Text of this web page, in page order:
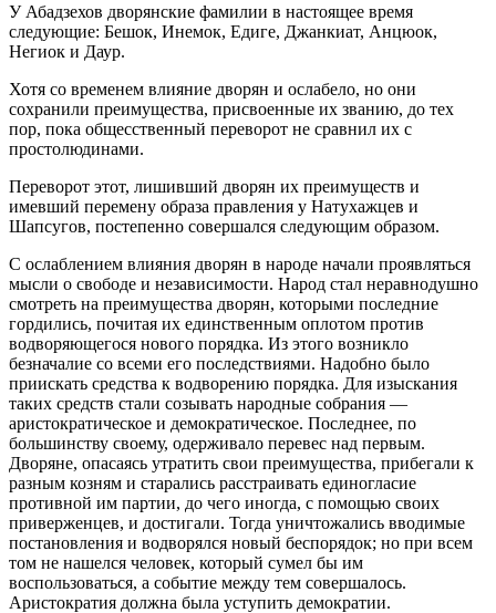
У Абадзехов дворянские фамилии в настоящее время
следующие: Бешок, Инемок, Едиге, Джанкиат, Анцюок,
Негиок и Даур.
Хотя со временем влияние дворян и ослабело, но они
сохранили преимущества, присвоенные их званию, до тех
пор, пока общесственный переворот не сравнил их с
простолюдинами.
Переворот этот, лишивший дворян их преимуществ и
имевший перемену образа правления у Натухажцев и
Шапсугов, постепенно совершался следующим образом.
С ослаблением влияния дворян в народе начали проявляться
мысли о свободе и независимости. Народ стал неравнодушно
смотреть на преимущества дворян, которыми последние
гордились, почитая их единственным оплотом против
водворяющегося нового порядка. Из этого возникло
безначалие со всеми его последствиями. Надобно было
приискать средства к водворению порядка. Для изыскания
таких средств стали созывать народные собрания —
аристократическое и демократическое. Последнее, по
большинству своему, одерживало перевес над первым.
Дворяне, опасаясь утратить свои преимущества, прибегали к
разным козням и старались расстраивать единогласие
противной им партии, до чего иногда, с помощью своих
приверженцев, и достигали. Тогда уничтожались вводимые
постановления и водворялся новый беспорядок; но при всем
том не нашелся человек, который сумел бы им
воспользоваться, а событие между тем совершалось.
Аристократия должна была уступить демократии.